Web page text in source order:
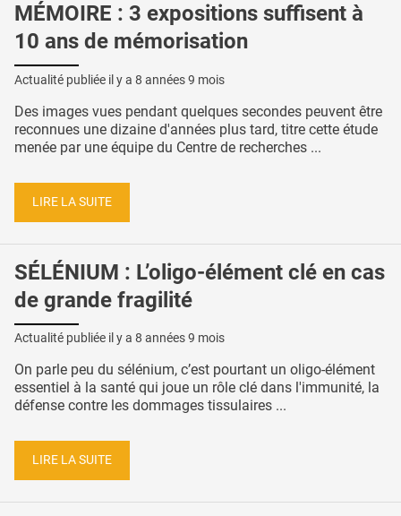
MÉMOIRE : 3 expositions suffisent à
10 ans de mémorisation
Actualité publiée il y a 8 années 9 mois
Des images vues pendant quelques secondes peuvent être
reconnues une dizaine d'années plus tard, titre cette étude
menée par une équipe du Centre de recherches ...
LIRE LA SUITE
SÉLÉNIUM : L’oligo-élément clé en cas
de grande fragilité
Actualité publiée il y a 8 années 9 mois
On parle peu du sélénium, c’est pourtant un oligo-élément
essentiel à la santé qui joue un rôle clé dans l'immunité, la
défense contre les dommages tissulaires ...
LIRE LA SUITE